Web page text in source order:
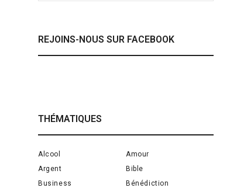
REJOINS-NOUS SUR FACEBOOK
THÉMATIQUES
Alcool
Amour
Argent
Bible
Business
Bénédiction